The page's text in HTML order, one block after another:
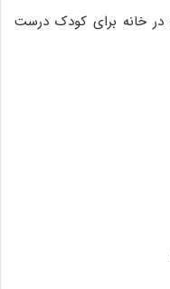
خانه برای کودک درست